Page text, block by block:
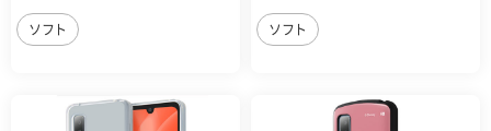
ソフト ソフト